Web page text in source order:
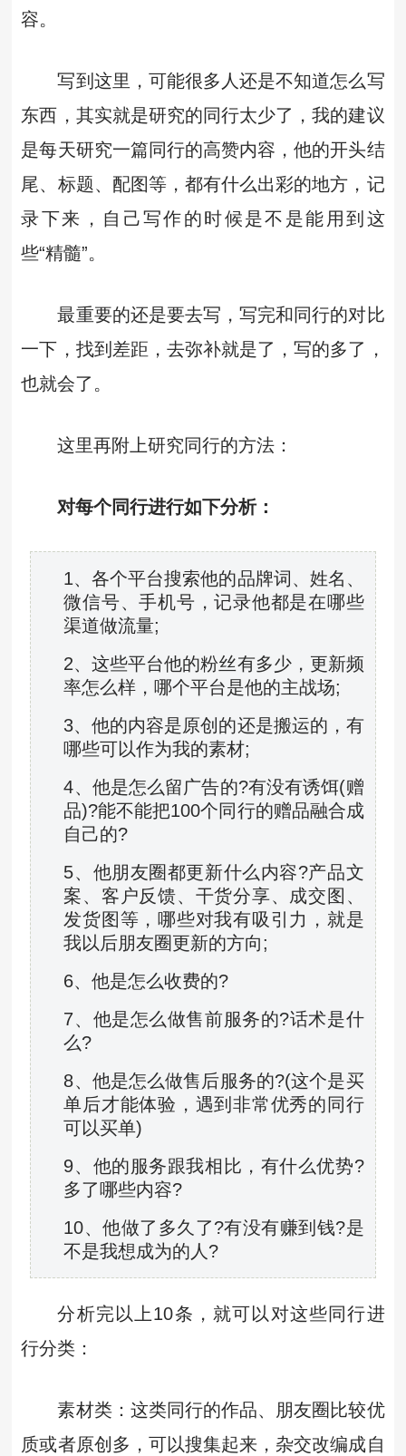
容。
写到这里，可能很多人还是不知道怎么写
东西，其实就是研究的同行太少了，我的建议
是每天研究一篇同行的高赞内容，他的开头结
尾、标题、配图等，都有什么出彩的地方，记
录下来，自己写作的时候是不是能用到这
些“精髓”。
最重要的还是要去写，写完和同行的对比
一下，找到差距，去弥补就是了，写的多了，
也就会了。
这里再附上研究同行的方法：
对每个同行进行如下分析：
1、各个平台搜索他的品牌词、姓名、
微信号、手机号，记录他都是在哪些
渠道做流量;
2、这些平台他的粉丝有多少，更新频
率怎么样，哪个平台是他的主战场;
3、他的内容是原创的还是搬运的，有
哪些可以作为我的素材;
4、他是怎么留广告的?有没有诱饵(赠
品)?能不能把100个同行的赠品融合成
自己的?
5、他朋友圈都更新什么内容?产品文
案、客户反馈、干货分享、成交图、
发货图等，哪些对我有吸引力，就是
我以后朋友圈更新的方向;
6、他是怎么收费的?
7、他是怎么做售前服务的?话术是什
么?
8、他是怎么做售后服务的?(这个是买
单后才能体验，遇到非常优秀的同行
可以买单)
9、他的服务跟我相比，有什么优势?
多了哪些内容?
10、他做了多久了?有没有赚到钱?是
不是我想成为的人?
分析完以上10条，就可以对这些同行进
行分类：
素材类：这类同行的作品、朋友圈比较优
质或者原创多，可以搜集起来，杂交改编成自